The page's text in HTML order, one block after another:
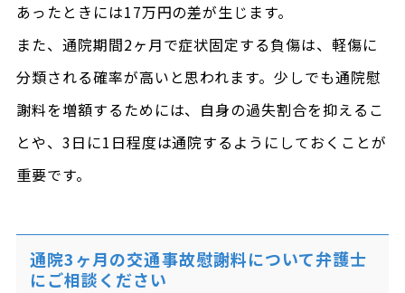
あったときには17万円の差が生じます。
また、通院期間2ヶ月で症状固定する負傷は、軽傷に
分類される確率が高いと思われます。少しでも通院慰
謝料を増額するためには、自身の過失割合を抑えるこ
とや、3日に1日程度は通院するようにしておくことが
重要です。
通院3ヶ月の交通事故慰謝料について弁護士
にご相談ください